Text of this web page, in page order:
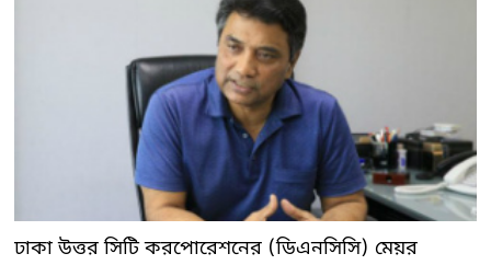
ঢাকা উত্তর সিটি করপোরেশনের (ডিএনসিসি) মেয়র